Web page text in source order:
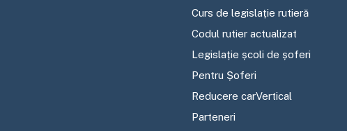
Curs de legislație rutieră
Codul rutier actualizat
Legislație școli de șoferi
Pentru Șoferi
Reducere carVertical
Parteneri